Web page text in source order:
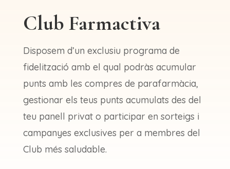
Club Farmactiva
Disposem d’un exclusiu programa de
fidelització amb el qual podràs acumular
punts amb les compres de parafarmàcia,
gestionar els teus punts acumulats des del
teu panell privat o participar en sorteigs i
campanyes exclusives per a membres del
Club més saludable.